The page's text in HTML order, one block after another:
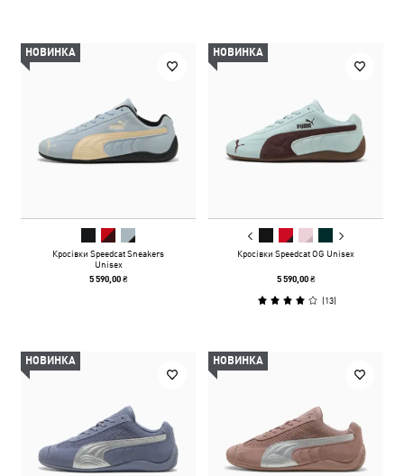
НОВИНКА
Кросівки Speedcat Sneakers
Unisex
5 590,00 ₴
НОВИНКА
Кросівки Speedcat OG Unisex
5 590,00 ₴
(13)
НОВИНКА НОВИНКА